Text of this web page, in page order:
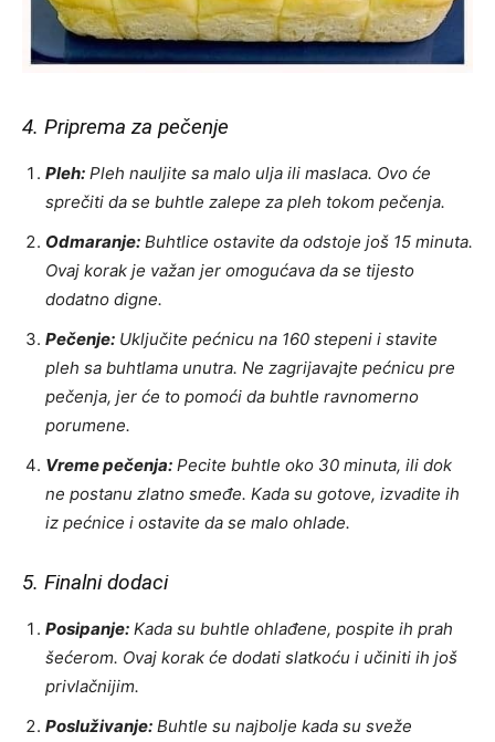
4. Priprema za pečenje
Pleh: Pleh nauljite sa malo ulja ili maslaca. Ovo će
sprečiti da se buhtle zalepe za pleh tokom pečenja.
Odmaranje: Buhtlice ostavite da odstoje još 15 minuta.
Ovaj korak je važan jer omogućava da se tijesto
dodatno digne.
Pečenje: Uključite pećnicu na 160 stepeni i stavite
pleh sa buhtlama unutra. Ne zagrijavajte pećnicu pre
pečenja, jer će to pomoći da buhtle ravnomerno
porumene.
Vreme pečenja: Pecite buhtle oko 30 minuta, ili dok
ne postanu zlatno smeđe. Kada su gotove, izvadite ih
iz pećnice i ostavite da se malo ohlade.
5. Finalni dodaci
Posipanje: Kada su buhtle ohlađene, pospite ih prah
šećerom. Ovaj korak će dodati slatkoću i učiniti ih još
privlačnijim.
Posluživanje: Buhtle su najbolje kada su sveže